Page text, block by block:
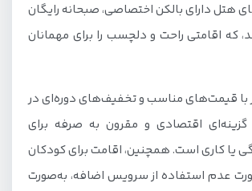
هتل دارای بالکن اختصاصی، صبحانه رایگان
که اقامتی راحت و دلچسب را برای مهمانان
با قیمت‌های مناسب و تخفیف‌های دوره‌ای در
گزینه‌ای اقتصادی و مقرون به صرفه برای
یا کاری است. همچنین، اقامت برای کودکان
صورت عدم استفاده از سرویس اضافه، به‌صورت